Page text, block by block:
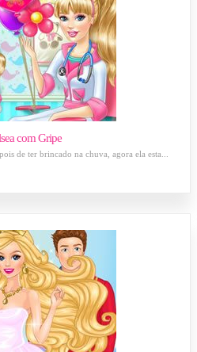
com Gripe
de ter brincado na chuva, agora ela esta...